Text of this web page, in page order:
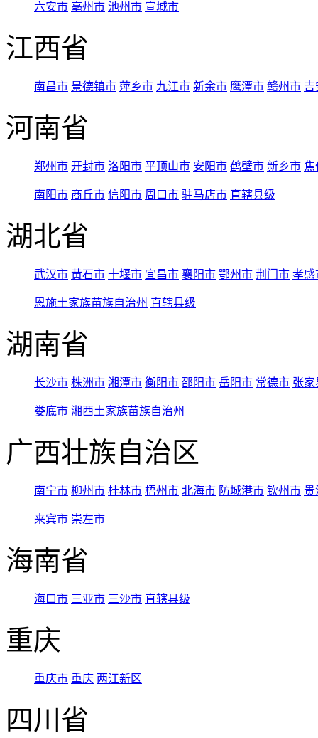
六安市 亳州市 池州市 宣城市
江西省
南昌市 景德镇市 萍乡市 九江市 新余市 鹰潭市 赣州市 吉
河南省
郑州市 开封市 洛阳市 平顶山市 安阳市 鹤壁市 新乡市 焦
南阳市 商丘市 信阳市 周口市 驻马店市 直辖县级
湖北省
武汉市 黄石市 十堰市 宜昌市 襄阳市 鄂州市 荆门市 孝感
恩施土家族苗族自治州 直辖县级
湖南省
长沙市 株洲市 湘潭市 衡阳市 邵阳市 岳阳市 常德市 张家
娄底市 湘西土家族苗族自治州
广西壮族自治区
南宁市 柳州市 桂林市 梧州市 北海市 防城港市 钦州市 贵
来宾市 崇左市
海南省
海口市 三亚市 三沙市 直辖县级
重庆
重庆市 重庆 两江新区
四川省